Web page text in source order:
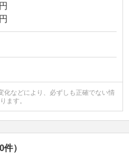
化などにより、必ずしも正確でない情
ます。
）